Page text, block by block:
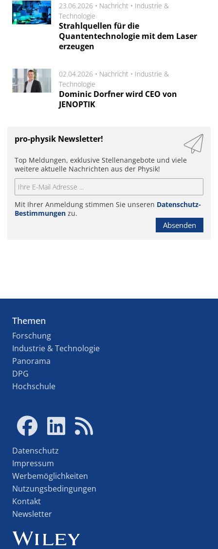
23.06.2026 • Nachricht • Industrie &
Technologie
Strahlquellen für die
Quantentechnologie mit dem Laser
erzeugen
02.04.2026 • Nachricht • Industrie &
Technologie
Dominic Dorfner wird CEO von
JENOPTIK
pro-physik Newsletter!
Top Meldungen, exklusive Stellenangebote und viele
weitere aktuelle Nachrichten aus der Physik!
Mit Ihrer Anmeldung stimmen Sie unseren Datenschutz-
Bestimmungen zu.
Absenden
Themen
Forschung
Industrie & Technologie
Panorama
DPG
Hochschule
Datenschutz
Impressum
Werbemöglichkeiten
Nutzungsbedingungen
Kontakt
Newsletter